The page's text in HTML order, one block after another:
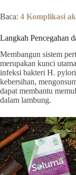
Baca: 4 Komplikasi
Langkah Pencegahan
Membangun sistem
merupakan kunci
infeksi bakteri H. pylori
kebersihan,
dapat membantu
dalam lambung.